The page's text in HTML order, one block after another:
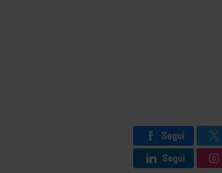
Segui
Segui